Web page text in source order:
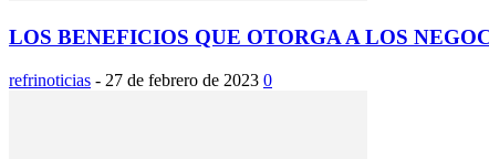
LOS BENEFICIOS QUE OTORGA A LOS
refrinoticias - 27 de febrero de 2023 0